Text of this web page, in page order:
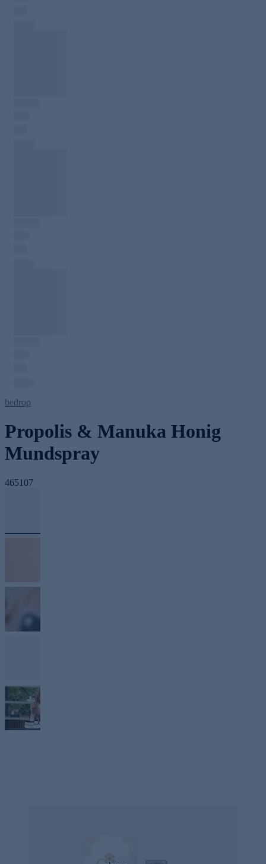
bedrop
Propolis & Manuka Honig
Mundspray
465107